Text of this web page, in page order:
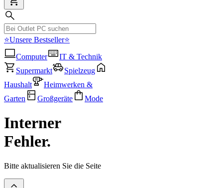
⭐Unsere Bestseller⭐
Computer
IT & Technik
Supermarkt
Spielzeug
Haushalt
Heimwerken &
Garten
Großgeräte Mode
Interner
Fehler.
Bitte aktualisieren Sie die Seite